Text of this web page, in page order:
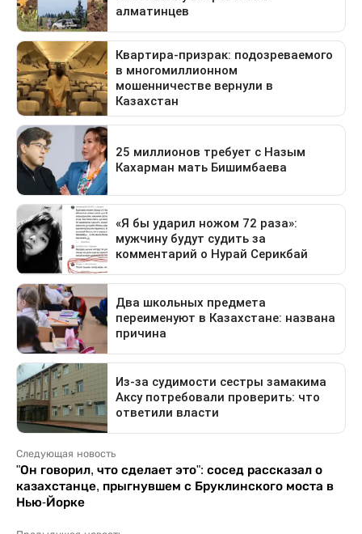
Следующая новость
"Он говорил, что сделает это": сосед рассказал о
казахстанце, прыгнувшем с Бруклинского моста в
Нью-Йорке